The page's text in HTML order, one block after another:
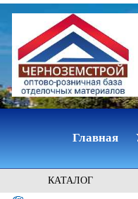
Главная
КАТАЛОГ